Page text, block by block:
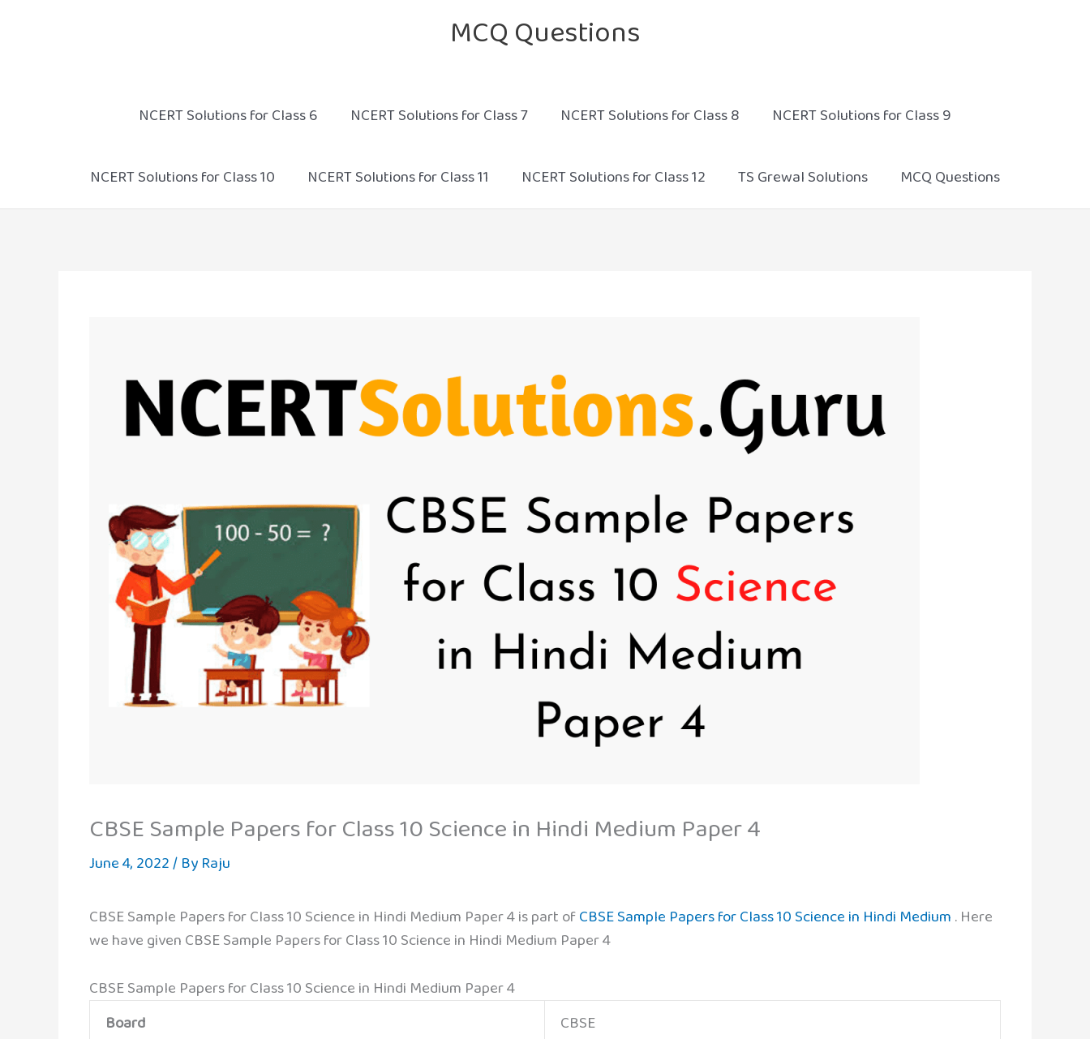
MCQ Questions
NCERT Solutions for Class 6 NCERT Solutions for Class 7 NCERT Solutions for Class 8 NCERT Solutions for Class 9
NCERT Solutions for Class 10 NCERT Solutions for Class 11 NCERT Solutions for Class 12 TS Grewal Solutions MCQ Questions
CBSE Sample Papers for Class 10 Science in Hindi Medium Paper 4
June 4, 2022/ By Raju
CBSE Sample Papers for Class 10 Science in Hindi Medium Paper 4 is part ofCBSE Sample Papers for Class 10 Science in Hindi Medium . Here
we have given CBSE Sample Papers for Class 10 Science in Hindi Medium Paper 4
CBSE Sample Papers for Class 10 Science in Hindi Medium Paper 4
Board
CBSE